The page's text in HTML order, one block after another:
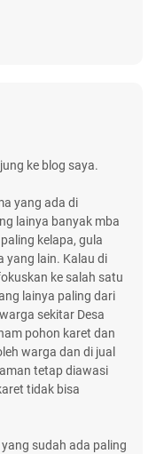
ke blog saya.
yang ada di
lainya banyak mba
kelapa, gula
yang lain. Kalau di
ke salah satu
lainya paling dari
sekitar Desa
pohon karet dan
warga dan di jual
tetap diawasi
tidak bisa
sudah ada paling